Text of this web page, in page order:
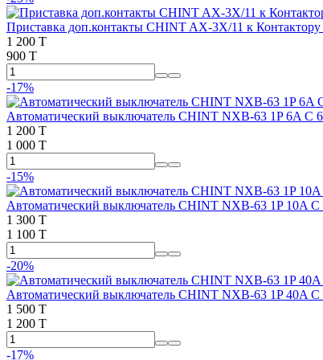
Приставка доп.контакты CHINT AX-3X/11 к
1 200 T
900 T
-17%
Автоматический выключатель CHINT NXB-63 1P 6A C
1 200 T
1 000 T
-15%
Автоматический выключатель CHINT NXB-63 1P 10A C
1 300 T
1 100 T
-20%
Автоматический выключатель CHINT NXB-63 1P 40A C
1 500 T
1 200 T
-17%